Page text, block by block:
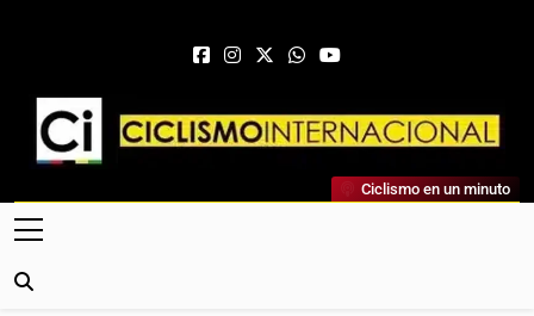
Ciclismo Internacional
Web Dedicada Al Ciclismo Mundial. Entrevistas, Análisis,
Crónicas, Previas Y Más. La Web Ciclista De Referencia.
Ciclismo en un minuto